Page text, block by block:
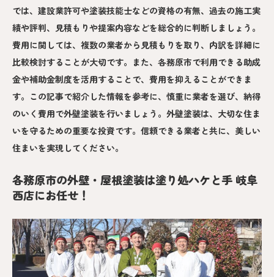
では、建設業許可や塗装技能士などの資格の有無、過去の施工実
績や評判、見積もりや提案内容などを総合的に判断しましょう。
費用に関しては、複数の業者から見積もりを取り、内訳を詳細に
比較検討することが大切です。また、各務原市で利用できる助成
金や補助金制度を活用することで、費用を抑えることができま
す。この記事で紹介した情報を参考に、慎重に業者を選び、納得
のいく費用で外壁塗装を行いましょう。外壁塗装は、大切な住ま
いを守るための重要な投資です。信頼できる業者と共に、美しい
住まいを実現してください。
各務原市の外壁・屋根塗装は塗り処ハケと手 岐阜
西店にお任せ！